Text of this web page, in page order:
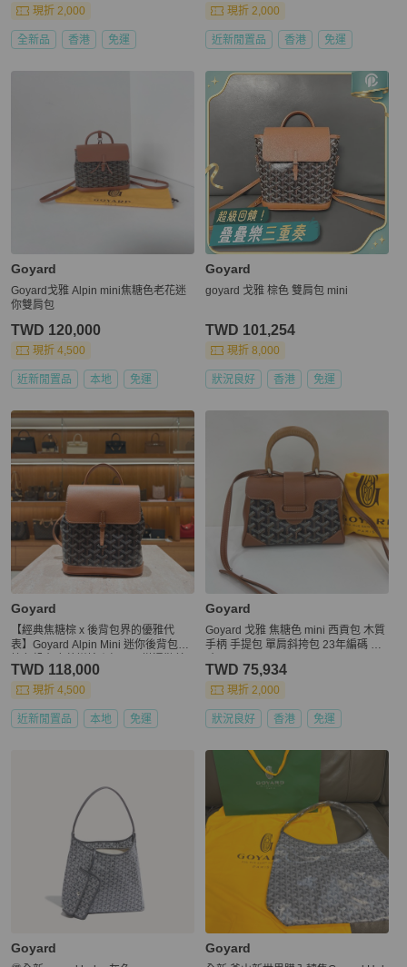
現折 2,000
全新品 香港 免運
現折 2,000
近新閒置品 香港 免運
Goyard
Goyard戈雅 Alpin mini焦糖色老花迷
你雙肩包
TWD 120,000
現折 4,500
近新閒置品 本地 免運
Goyard
goyard 戈雅 棕色 雙肩包 mini
TWD 101,254
現折 8,000
狀況良好 香港 免運
Goyard
【經典焦糖棕 x 後背包界的優雅代
表】Goyard Alpin Mini 迷你後背包｜
選
TWD 118,000
現折 4,500
近新閒置品 本地 免運
Goyard
Goyard 戈雅 焦糖色 mini 西貢包 木質
手柄 手提包 單肩斜挎包 23年編碼 尺
TWD 75,934
現折 2,000
狀況良好 香港 免運
Goyard Goyard